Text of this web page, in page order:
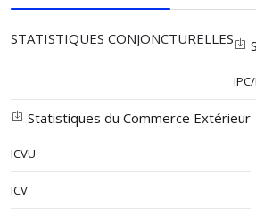
STATISTIQUES CONJONCTURELLES
Statistiques du Commerce Extérieur
ICVU
ICV